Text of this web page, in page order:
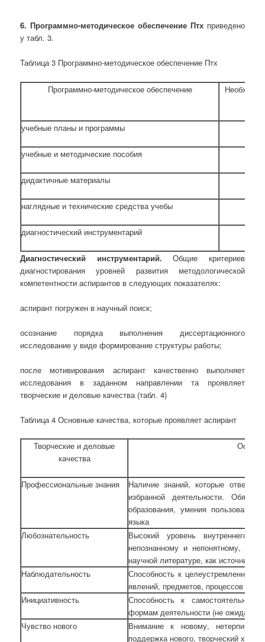
6. Программно-методическое обеспечение Птх приведено
у табл. 3.
Таблица 3 Программно-методическое обеспечение Птх
Программно-методическое обеспечение
учебные планы и программы
учебные и методические пособия
дидактичные материалы
наглядные и технические средства учебы
диагностический инструментарий
Диагностический инструментарий.Общие критериев
диагностирования уровней развития методологической
компетентности аспирантов в следующих показателях:
аспирант погружен в научный поиск;
осознание порядка выполнения диссертационного
исследование у виде формирование структуры работы;
после мотивирования аспирант качественно выполняет
исследования в заданном направлении та проявляет
творческие и деловые качества (табл. 4)
Таблица 4 Основные качества, которые проявляет аспирант
Творческие и деловые
качества
Профессиональные знания
Наличие знаний, которые
избранной деятельности.
образования, умения
языка
Любознательность
Высокий уровень внутреннего
непознанному и непонятному,
научной литературе, как источнику
Наблюдательность
Способность к целеустремленному
явлений, предметов, процессов и
Инициативность
Способность к
формам деятельности (не ожидая
Чувство нового
Внимание к новому,
поддержка нового, творческий